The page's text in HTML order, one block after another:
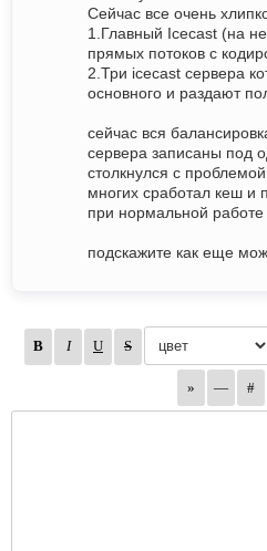
Сейчас все очень
1.Главный Icecast (на
прямых потоков с
2.Три icecast сервера
основного и раздают
сейчас вся
сервера записаны под
столкнулся с
многих сработал кеш и
при нормальной работе
подскажите как еще